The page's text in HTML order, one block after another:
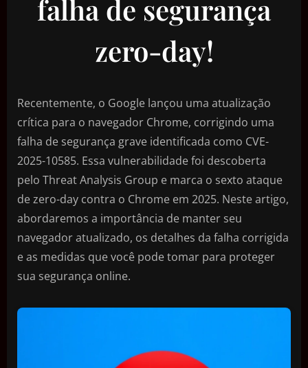
falha de segurança
zero-day!
Recentemente, o Google lançou uma atualização
crítica para o navegador Chrome, corrigindo uma
falha de segurança grave identificada como CVE-
2025-10585. Essa vulnerabilidade foi descoberta
pelo Threat Analysis Group e marca o sexto ataque
de zero-day contra o Chrome em 2025. Neste artigo,
abordaremos a importância de manter seu
navegador atualizado, os detalhes da falha corrigida
e as medidas que você pode tomar para proteger
sua segurança online.